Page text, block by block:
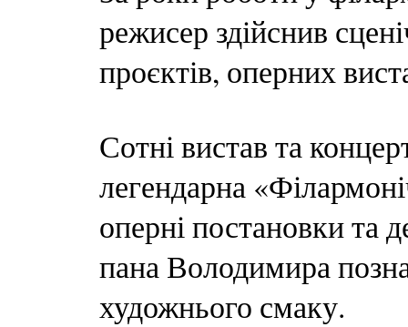
режисер здійснив
проєктів, оперних
Сотні вистав та
легендарна
оперні постановки та
пана Володимира
художнього смаку.